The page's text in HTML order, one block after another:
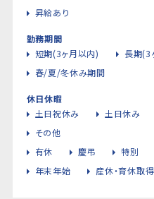
昇給あり
勤務期間
短期(3ヶ月以内)
長期(3
春/夏/冬休み期間
休日休暇
土日祝休み
土日休み
その他
有休
慶弔 特別
年末年始
産休・育休取